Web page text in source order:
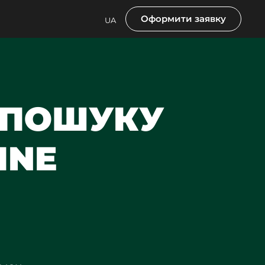
UA Оформити заявку
ПОШУКУ